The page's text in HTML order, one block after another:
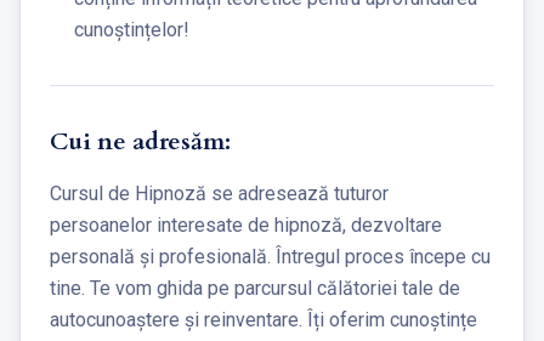
cunoștințelor!
Cui ne adresăm:
Cursul de Hipnoză se adresează tuturor
persoanelor interesate de hipnoză, dezvoltare
personală și profesională. Întregul proces începe cu
tine. Te vom ghida pe parcursul călătoriei tale de
autocunoaștere și reinventare. Îți oferim cunoștințe